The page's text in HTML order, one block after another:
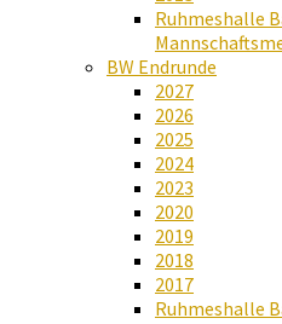
Ruhmeshalle
BW Endrunde
2027
2026
2025
2024
2023
2020
2019
2018
2017
Ruhmeshalle